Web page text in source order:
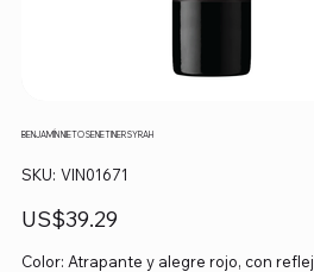
BENJAMÍN NIETO SENETINER SYRAH
SKU: SKU
VIN01671
VIN01671
Precio
US$39.29
Color: Atrapante y alegre rojo, con